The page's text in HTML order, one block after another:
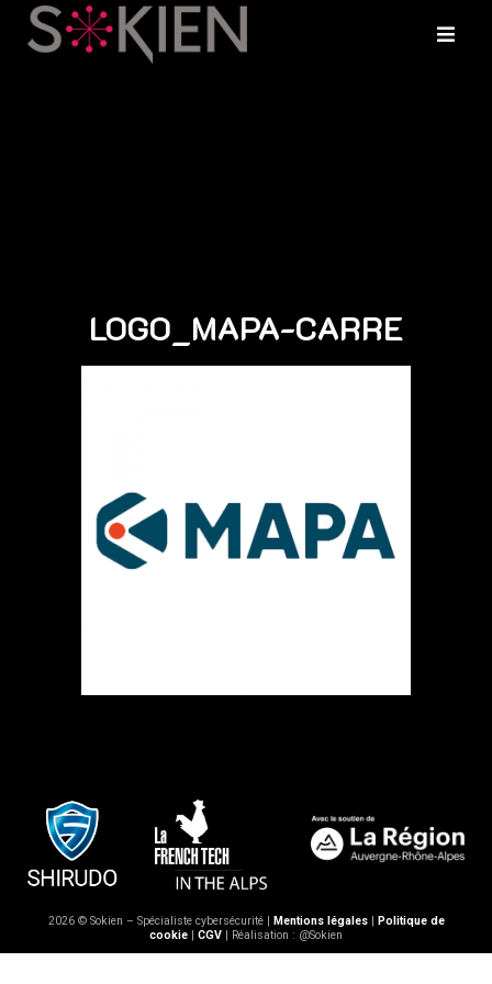
LOGO_MAPA-CARRE
2026 © Sokien – Spécialiste cybersécurité | Mentions légales| Politique de
cookie | CGV | Réalisation : @Sokien